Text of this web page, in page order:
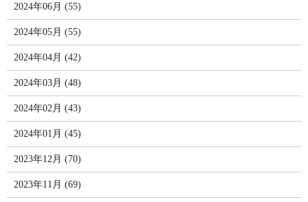
2024年06月 (55)
2024年05月 (55)
2024年04月 (42)
2024年03月 (48)
2024年02月 (43)
2024年01月 (45)
2023年12月 (70)
2023年11月 (69)